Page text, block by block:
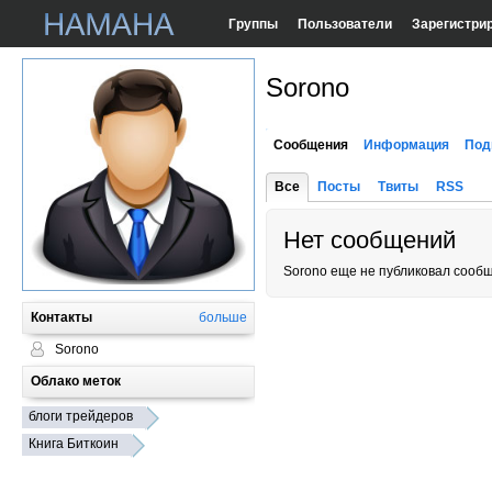
Группы Пользователи
Контакты больше
Sorono
Облако меток
блоги трейдеров
Книга Биткоин
Sorono
Сообщения Информация
Все Посты Твиты RSS
Нет сообщений
Sorono еще не публиковал